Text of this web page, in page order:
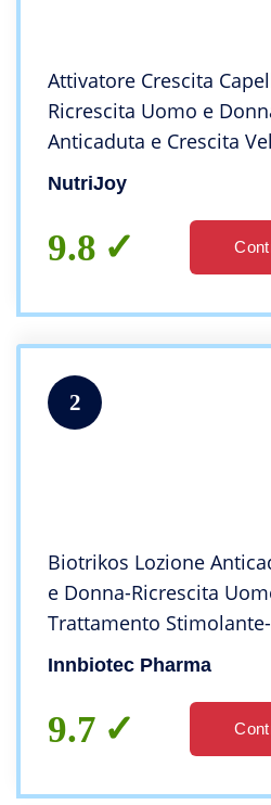
Attivatore Crescita
Ricrescita Uomo e
Anticaduta e Crescita
NutriJoy
9.8
2
Biotrikos Lozione
e Donna-Ricrescita
Trattamento
Crescita Veloce
Innbiotec Pharma
9.7